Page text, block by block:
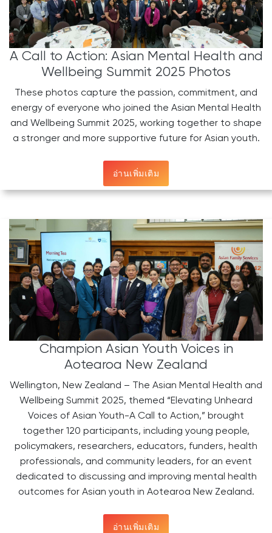
A Call to Action: Asian Mental Health and
Wellbeing Summit 2025 Photos
These photos capture the passion, commitment, and
energy of everyone who joined the Asian Mental Health
and Wellbeing Summit 2025, working together to shape
a stronger and more supportive future for Asian youth.
อ่านเพิ่มเติม
Champion Asian Youth Voices in
Aotearoa New Zealand
Wellington, New Zealand – The Asian Mental Health and
Wellbeing Summit 2025, themed “Elevating Unheard
Voices of Asian Youth-A Call to Action,” brought
together 120 participants, including young people,
policymakers, researchers, educators, funders, health
professionals, and community leaders, for an event
dedicated to discussing and improving mental health
outcomes for Asian youth in Aotearoa New Zealand.
อ่านเพิ่มเติม